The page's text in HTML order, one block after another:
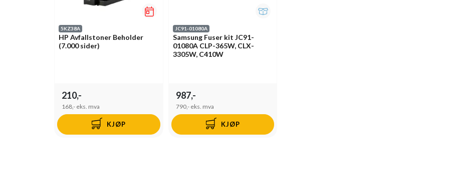
5KZ38A
HP Avfallstoner Beholder
(7.000 sider)
210,-
168,- eks. mva
KJØP
JC91-01080A
Samsung Fuser kit JC91-
01080A CLP-365W, CLX-
3305W, C410W
987,-
790,- eks. mva
KJØP